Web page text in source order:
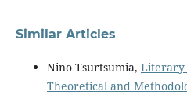
Similar Articles
Nino Tsurtsumia, Literary
Theoretical and